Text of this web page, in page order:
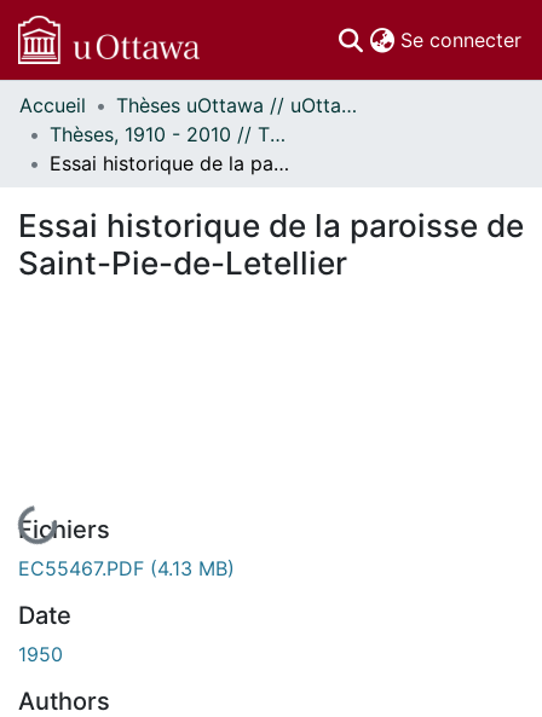
Se connecter
Communautés
et collections
Parcourir
À propos
Accueil
Thèses uOttawa // uOttawa Theses
Thèses, 1910 - 2010 // Theses, 1910 - 2010
Essai historique de la paroisse de Saint-Pie-de-Letellier
Essai historique de la paroisse de
Saint-Pie-de-Letellier
En cours de chargement...
Fichiers
EC55467.PDF (4.13 MB)
Date
1950
Authors